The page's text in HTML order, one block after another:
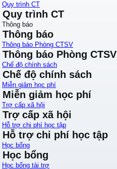
Quy trình CT
Quy trình CT
Thông báo
Thông báo
Thông báo Phòng CTSV
Thông báo Phòng CTSV
Chế độ chính sách
Chế độ chính sách
Miễn giảm học phí
Miễn giảm học phí
Trợ cấp xã hội
Trợ cấp xã hội
Hỗ trợ chi phí học tập
Hỗ trợ chi phí học tập
Học bổng
Học bổng
Học bổng tài trợ